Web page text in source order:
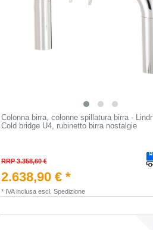
Colonna birra, colonne spillatura birra - Lindr
Cold bridge U4, rubinetto birra nostalgie
RRP 3.358,60 €
2.638,90 € *
* IVA inclusaescl. Spedizione